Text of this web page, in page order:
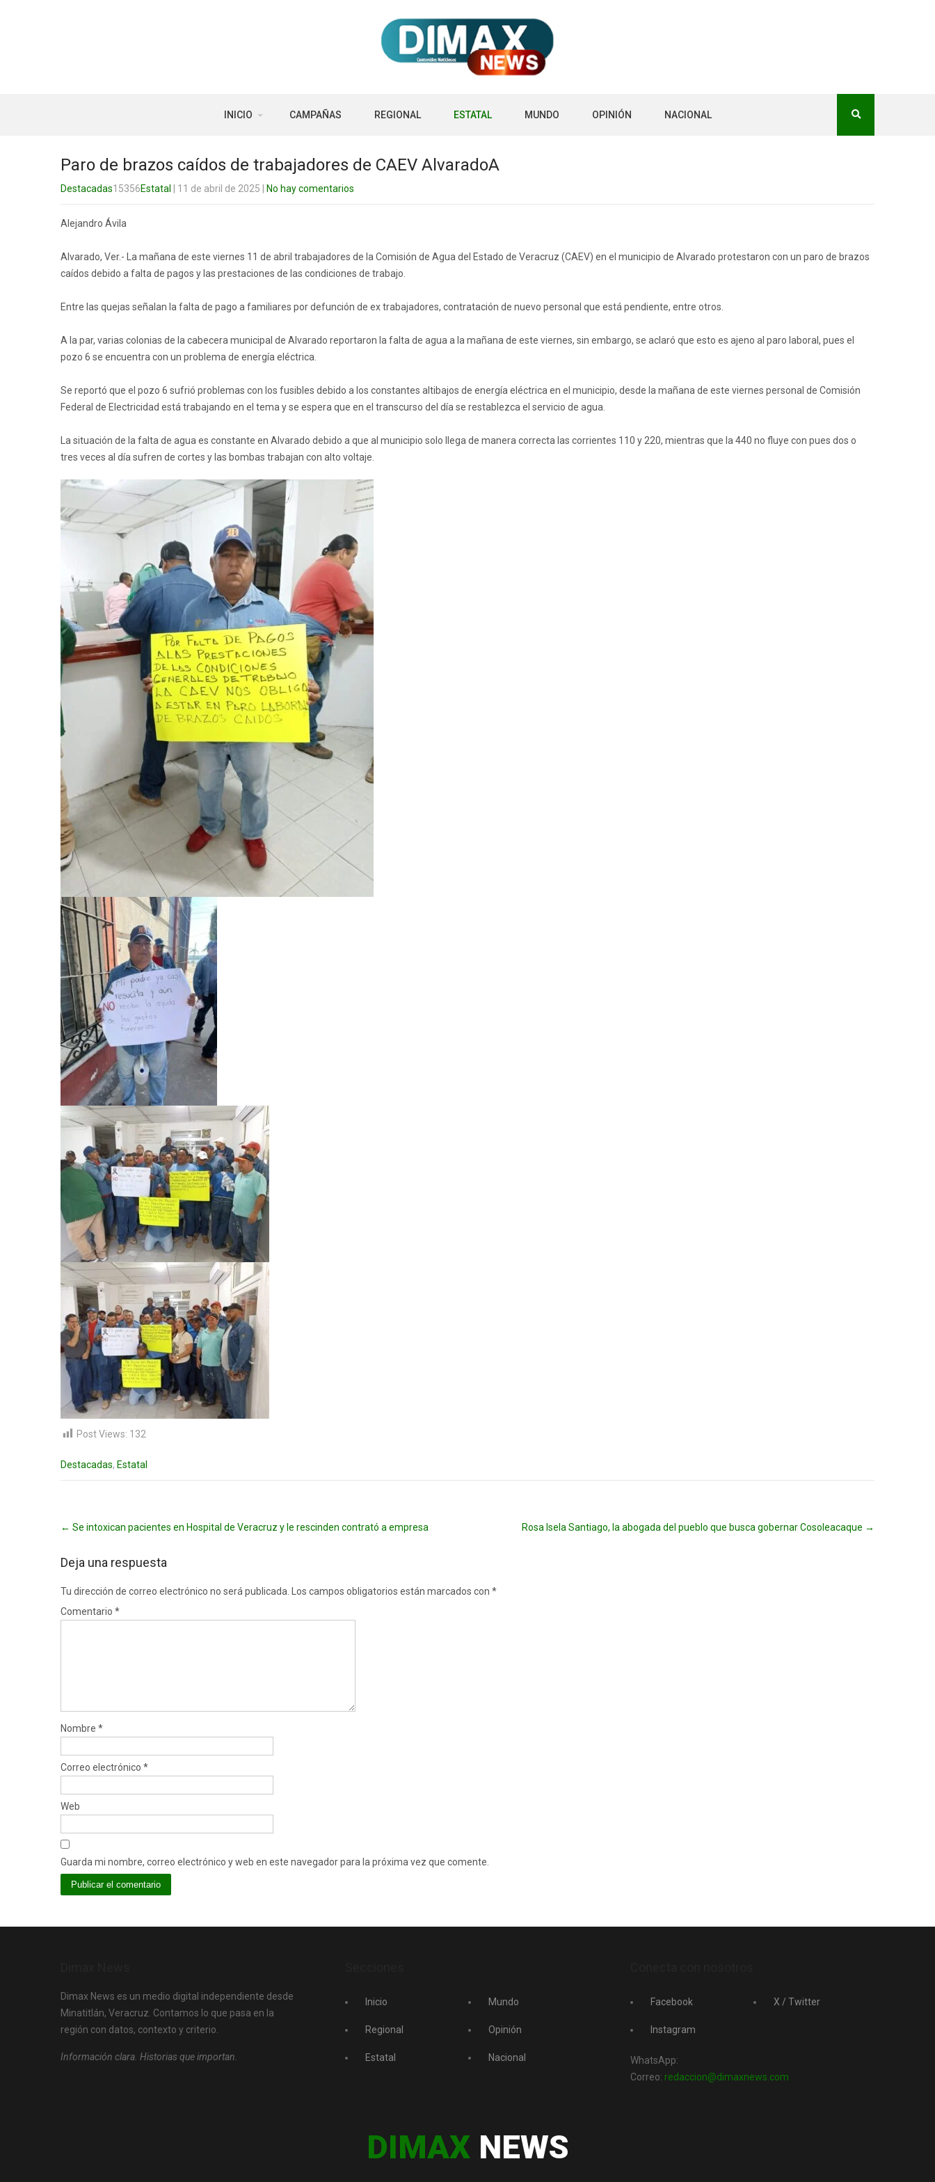
INICIO CAMPAÑAS REGIONAL ESTATAL MUNDO OPINIÓN NACIONAL
Paro de brazos caídos de trabajadores de CAEV AlvaradoA
Destacadas15356Estatal | 11 de abril de 2025 No hay comentarios
Alejandro Ávila
Alvarado, Ver.- La mañana de este viernes 11 de abril trabajadores de la Comisión de Agua del Estado de Veracruz (CAEV) en el municipio de Alvarado protestaron con un paro de brazos
caídos debido a falta de pagos y las prestaciones de las condiciones de trabajo.
Entre las quejas señalan la falta de pago a familiares por defunción de ex trabajadores, contratación de nuevo personal que está pendiente, entre otros.
A la par, varias colonias de la cabecera municipal de Alvarado reportaron la falta de agua a la mañana de este viernes, sin embargo, se aclaró que esto es ajeno al paro laboral, pues el
pozo 6 se encuentra con un problema de energía eléctrica.
Se reportó que el pozo 6 sufrió problemas con los fusibles debido a los constantes altibajos de energía eléctrica en el municipio, desde la mañana de este viernes personal de Comisión
Federal de Electricidad está trabajando en el tema y se espera que en el transcurso del día se restablezca el servicio de agua.
La situación de la falta de agua es constante en Alvarado debido a que al municipio solo llega de manera correcta las corrientes 110 y 220, mientras que la 440 no fluye con pues dos o
tres veces al día sufren de cortes y las bombas trabajan con alto voltaje.
Post Views: 132
Destacadas, Estatal
navigation
← Se intoxican pacientes en Hospital de Veracruz y le rescinden contrató a empresa Rosa Isela Santiago, la abogada del pueblo que busca gobernar Cosoleacaque →
Deja una respuesta
Tu dirección de correo electrónico no será publicada. Los campos obligatorios están marcados con *
Comentario *
Nombre *
Correo electrónico *
Web
Guarda mi nombre, correo electrónico y web en este navegador para la próxima vez que comente.
Dimax News es un medio digital independiente desde
Minatitlán, Veracruz. Contamos lo que pasa en la
región con datos, contexto y criterio.
Información clara. Historias que importan.
Inicio
Regional
Estatal
Mundo
Opinión
Nacional
Facebook
Instagram
X / Twitter
WhatsApp:
Correo: redaccion@dimaxnews.com
DIMAXNEWS